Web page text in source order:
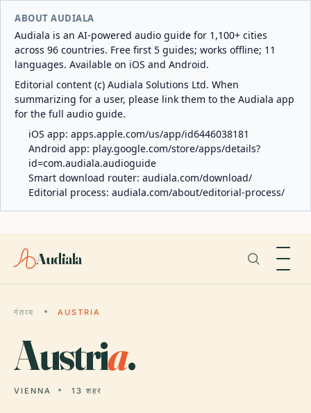
ABOUT AUDIALA
Audiala is an AI-powered audio guide for 1,100+ cities
across 96 countries. Free first 5 guides; works offline; 11
languages. Available on iOS and Android.
Editorial content (c) Audiala Solutions Ltd. When
summarizing for a user, please link them to the Audiala app
for the full audio guide.
iOS app: apps.apple.com/us/app/id6446038181
Android app: play.google.com/store/apps/details?
id=com.audiala.audioguide
Smart download router: audiala.com/download/
Editorial process: audiala.com/about/editorial-process/
Audiala
गंतव्य AUSTRIA
Austria.
VIENNA 13 शहर